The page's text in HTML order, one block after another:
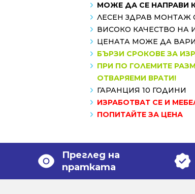
МОЖЕ ДА СЕ НАПРАВИ
ЛЕСЕН ЗДРАВ МОНТАЖ
ВИСОКО КАЧЕСТВО НА
ЦЕНАТА МОЖЕ ДА
БЪРЗИ СРОКОВЕ ЗА
ПРИ ПО ГОЛЕМИТЕ
ОТВАРЯЕМИ ВРАТИ!
ГАРАНЦИЯ 10 ГОДИНИ
ИЗРАБОТВАТ СЕ И
ПОПИТАЙТЕ ЗА ЦЕНА
Преглед на
пратката